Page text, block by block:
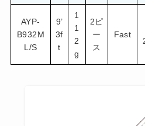
AYP-
B932M
L/S
9’
3f
t
1
1
2
g
2ピ
ー
ス
Fast